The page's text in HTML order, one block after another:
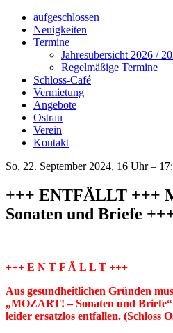
aufgeschlossen
Neuigkeiten
Termine
Jahresübersicht 2026 /
Regelmäßige Termine
Schloss-Café
Vermietung
Angebote
Ostrau
Verein
Kontakt
So, 22. September 2024, 16 Uhr –
+++ ENTFÄLLT +++
Sonaten und Briefe
+++ E N T F Ä L L T +++
Aus gesundheitlichen Gründen
„MOZART! – Sonaten und Briefe“
leider ersatzlos entfallen. (Schloss